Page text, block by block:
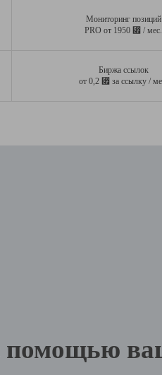
Мониторинг позиций
PRO от 1950 ⃏ / мес.
Биржа ссылок
от 0,2 ⃏ за ссылку /
помощью